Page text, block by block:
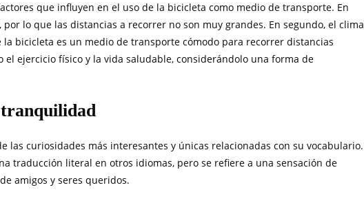
que influyen en el uso de la bicicleta como medio de transporte. En
lo que las distancias a recorrer no son muy grandes. En segundo, el clima
bicicleta es un medio de transporte cómodo para recorrer distancias
el ejercicio físico y la vida saludable, considerándolo una forma de
las curiosidades más interesantes y únicas relacionadas con su vocabulario.
traducción literal en otros idiomas, pero se refiere a una sensación de
amigos y seres queridos.